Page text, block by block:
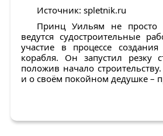
Источник: spletnik.ru
Принц Уильям не просто
ведутся судостроительные
участие в процессе
корабля. Он запустил резку
положив начало
и о своём покойном дедушке –